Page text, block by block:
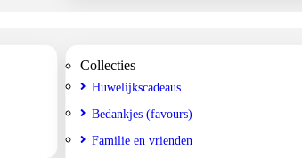
Collecties
Huwelijkscadeaus
Bedankjes (favours)
Familie en vrienden